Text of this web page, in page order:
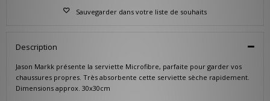
Sauvegarder dans votre liste de souhaits
Description
Jason Markk présente la serviette Microfibre, parfaite pour garder vos
chaussures propres. Très absorbente cette serviette sèche rapidement.
Dimensions approx. 30x30cm